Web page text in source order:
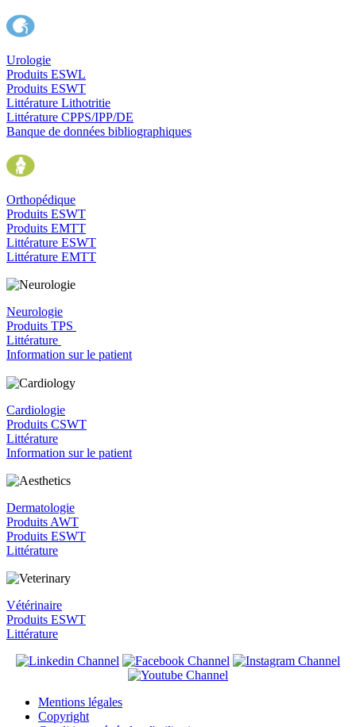
Urologie
Produits ESWL
Produits ESWT
Littérature Lithotritie
Littérature CPPS/IPP/DE
Banque de données bibliographiques
Orthopédique
Produits ESWT
Produits EMTT
Littérature ESWT
Littérature EMTT
Neurologie
Produits TPS
Littérature
Information sur le patient
Cardiologie
Produits CSWT
Littérature
Information sur le patient
Dermatologie
Produits AWT
Produits ESWT
Littérature
Vétérinaire
Produits ESWT
Littérature
Mentions légales
Copyright